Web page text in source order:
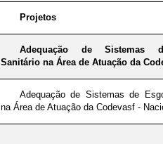
Projetos
Adequação de Sistemas
Sanitário na Área de Atuação da
Adequação de Sistemas de
na Área de Atuação da Codevasf -